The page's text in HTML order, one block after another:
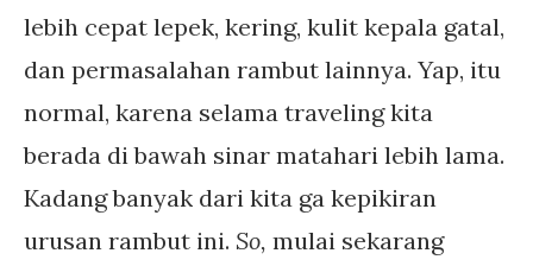
lebih cepat lepek, kering, kulit kepala gatal,
dan permasalahan rambut lainnya. Yap, itu
normal, karena selama traveling kita
berada di bawah sinar matahari lebih lama.
Kadang banyak dari kita ga kepikiran
urusan rambut ini. So, mulai sekarang